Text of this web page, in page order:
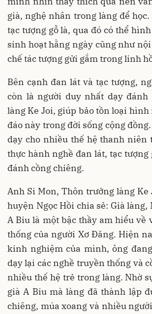
già, nghệ nhân trong làng để
tạc tượng gỗ là, qua đó có thể
sinh hoạt hằng ngày cũng như
chế tác tượng gửi gắm trong linh
Bên cạnh đan lát và tạc tượng,
còn là người duy nhất dạy đánh
làng Ke Joi, giúp bảo tồn loại hình
đáo này trong đời sống cộng
dạy cho nhiều thế hệ thanh niên
thực hành nghề đan lát, tạc tượng
đánh cồng chiêng.
Anh Si Mon, Thôn trưởng làng Ke
huyện Ngọc Hồi chia sẻ: Già làng,
A Biu là một bậc thầy am hiểu về
thống của người Xơ Đăng. Hiện
kinh nghiệm của mình, ông
dạy lại các nghề truyền thống và
nhiều thế hệ trẻ trong làng. Nhờ
già A Biu mà làng đã thành lập
chiêng, múa xoang và nhiều